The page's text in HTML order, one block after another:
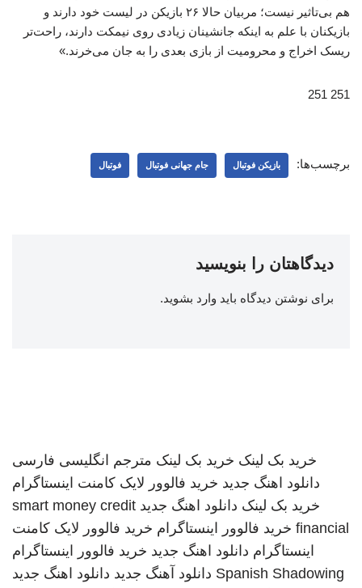
هم بی‌تاثیر نیست؛ مربیان حالا ۲۶ بازیکن در لیست خود دارند و
بازیکنان با علم به اینکه جانشینان زیادی روی نیمکت دارند، راحت‌تر
ریسک اخراج و محرومیت از بازی بعدی را به جان می‌خرند.»
251 251
برچسب‌ها: بازیکن فوتبال جام جهانی فوتبال فوتبال
دیدگاهتان را بنویسید
برای نوشتن دیدگاه باید وارد بشوید.
خرید بک لینک خرید بک لینک مترجم انگلیسی فارسی
دانلود اهنگ جدید خرید فالوور لایک کامنت اینستاگرام
خرید بک لینک دانلود اهنگ جدید smart money credit
financial خرید فالوور اینستاگرام خرید فالوور لایک کامنت
اینستاگرام دانلود اهنگ جدید خرید فالوور اینستاگرام
Spanish Shadowing دانلود آهنگ جدید دانلود اهنگ جدید